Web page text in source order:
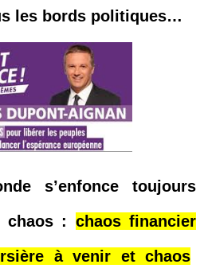
les bords politiques…
s’enfonce toujours
chaos : chaos financier
à venir etchaos